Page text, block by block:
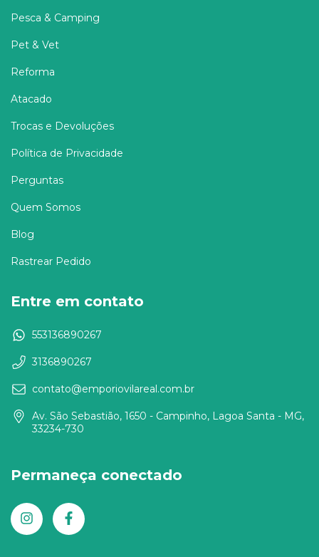
Pesca & Camping
Pet & Vet
Reforma
Atacado
Trocas e Devoluções
Política de Privacidade
Perguntas
Quem Somos
Blog
Rastrear Pedido
Entre em contato
553136890267
3136890267
contato@emporiovilareal.com.br
Av. São Sebastião, 1650 - Campinho, Lagoa Santa - MG,
33234-730
Permaneça conectado